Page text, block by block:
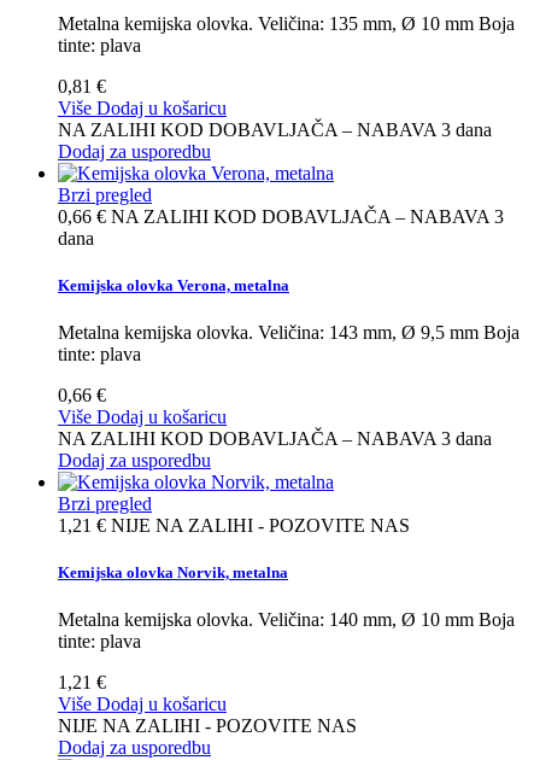
Metalna kemijska olovka. Veličina: 135 mm, Ø 10 mm Boja
tinte: plava
0,81 €
Više Dodaj u košaricu
NA ZALIHI KOD DOBAVLJAČA – NABAVA 3 dana
Dodaj za usporedbu
Brzi pregled
0,66 € NA ZALIHI KOD DOBAVLJAČA – NABAVA 3
dana
Kemijska olovka Verona, metalna
Metalna kemijska olovka. Veličina: 143 mm, Ø 9,5 mm Boja
tinte: plava
0,66 €
Više Dodaj u košaricu
NA ZALIHI KOD DOBAVLJAČA – NABAVA 3 dana
Dodaj za usporedbu
Brzi pregled
1,21 € NIJE NA ZALIHI - POZOVITE NAS
Kemijska olovka Norvik, metalna
Metalna kemijska olovka. Veličina: 140 mm, Ø 10 mm Boja
tinte: plava
1,21 €
Više Dodaj u košaricu
NIJE NA ZALIHI - POZOVITE NAS
Dodaj za usporedbu